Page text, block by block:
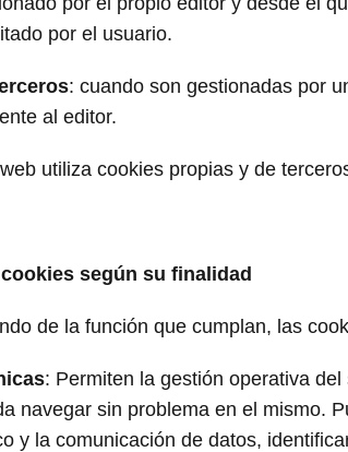
por el usuario.
: cuando son gestionadas por
al editor.
utiliza cookies propias y de
según su finalidad
de la función que cumplan, las
: Permiten la gestión operativa
navegar sin problema en el mismo.
y la comunicación de datos,